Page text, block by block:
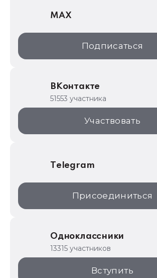
1С:Дистрибьюция
1С:Образование
ИТС.1C.ru
1С:Торговая площадка
MAX
Подписаться
ВКонтакте
51553 участника
Участвовать
Telegram
Присоединиться
Одноклассники
13315 участников
Вступить